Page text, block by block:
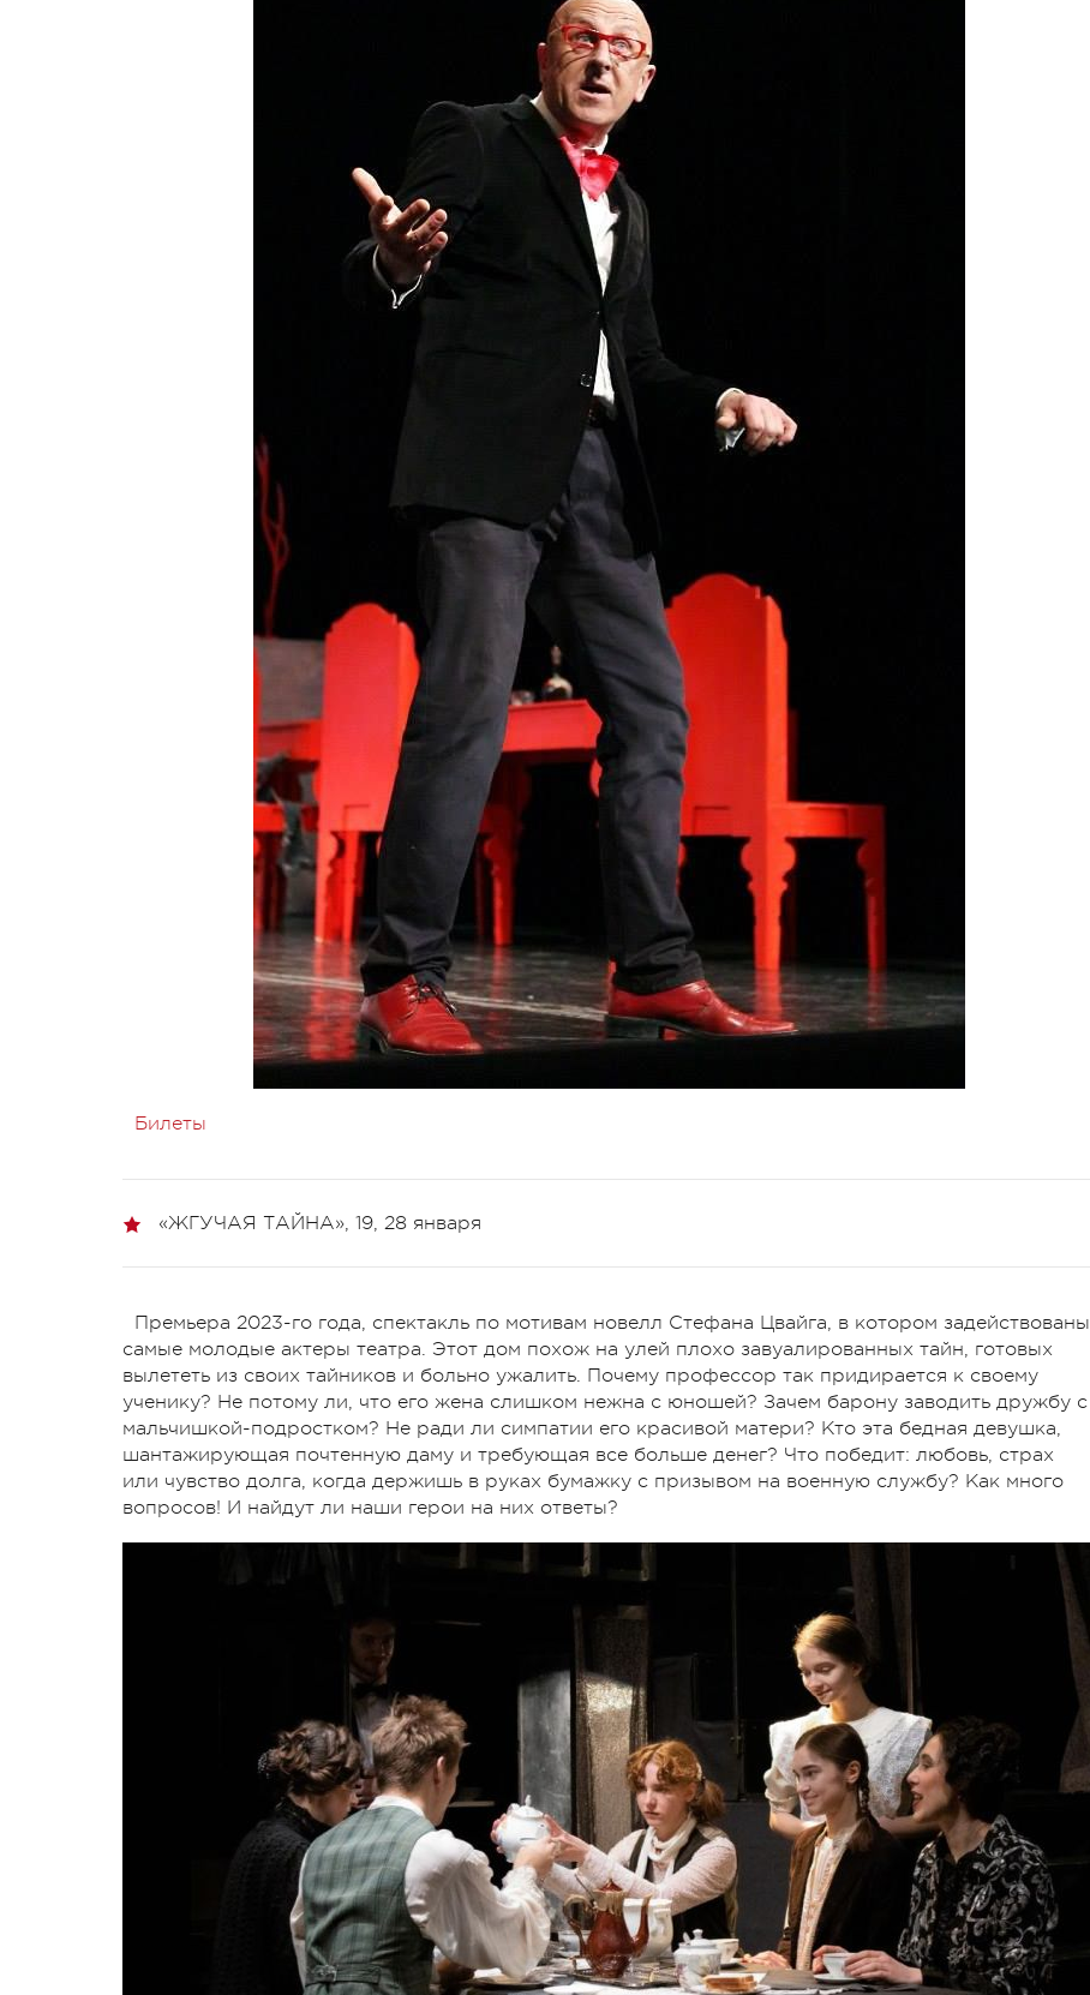
Билеты
«ЖГУЧАЯ ТАЙНА», 19, 28 января
Премьера 2023-го года, спектакль по мотивам новелл Стефана Цвайга, в котором задействованы
самые молодые актеры театра. Этот дом похож на улей плохо завуалированных тайн, готовых
вылететь из своих тайников и больно ужалить. Почему профессор так придирается к своему
ученику? Не потому ли, что его жена слишком нежна с юношей? Зачем барону заводить дружбу с
мальчишкой-подростком? Не ради ли симпатии его красивой матери? Кто эта бедная девушка,
шантажирующая почтенную даму и требующая все больше денег? Что победит: любовь, страх
или чувство долга, когда держишь в руках бумажку с призывом на военную службу? Как много
вопросов! И найдут ли наши герои на них ответы?